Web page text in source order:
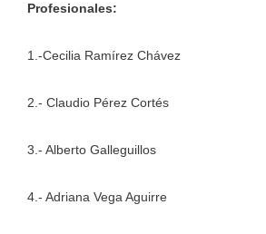
Profesionales:
1.-Cecilia Ramírez Chávez
2.- Claudio Pérez Cortés
3.- Alberto Galleguillos
4.- Adriana Vega Aguirre